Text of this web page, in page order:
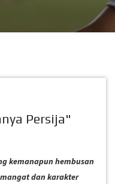
Persija"
kemanapun hembusan
dan karakter